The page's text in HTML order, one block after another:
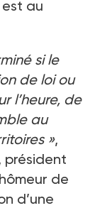
au
si le
de loi ou
l’heure, de
au
»,
président
de
d’une